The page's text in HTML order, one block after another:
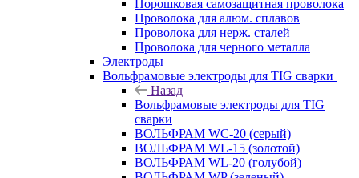
Порошковая самозащитная проволока
Проволока для алюм. сплавов
Проволока для нерж. сталей
Проволока для черного металла
Электроды
Вольфрамовые электроды для TIG сварки
Назад
Вольфрамовые электроды для TIG
сварки
ВОЛЬФРАМ WC-20 (серый)
ВОЛЬФРАМ WL-15 (золотой)
ВОЛЬФРАМ WL-20 (голубой)